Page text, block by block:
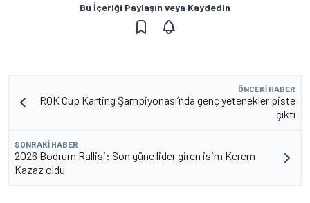
Bu İçeriği Paylaşın veya Kaydedin
ÖNCEKI HABER
ROK Cup Karting Şampiyonası’nda genç yetenekler piste
çıktı
SONRAKI HABER
2026 Bodrum Rallisi: Son güne lider giren isim Kerem
Kazaz oldu